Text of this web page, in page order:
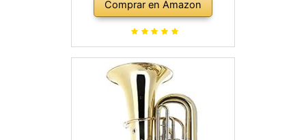
dorado, correderas exteriores de
alpaca, válvulas de acero
cómoda)
Comprar en Amazon